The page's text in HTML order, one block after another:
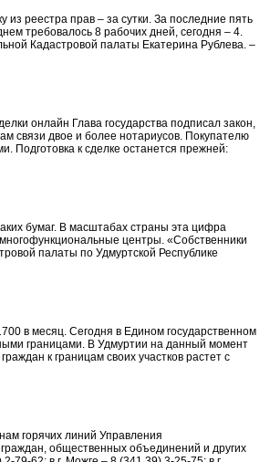
реестра прав – за сутки. За последние пять
требовалось 8 рабочих дней, сегодня – 4.
Кадастровой палаты Екатерина Рублева. –
онлайн Глава государства подписал закон,
связи двое и более нотариусов. Покупателю
Подготовка к сделке останется прежней:
бумаг. В масштабах страны эта цифра
центры. «Собственники
палаты по Удмуртской Республике
в месяц. Сегодня в Едином государственном
границами. В Удмуртии на данный момент
к границам своих участков растет с
горячих линий Управления
общественных объединений и других